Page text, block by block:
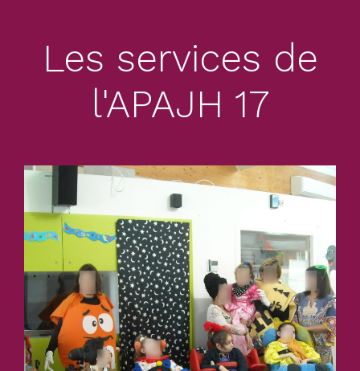
Découvrir
Les services de
l'APAJH 17